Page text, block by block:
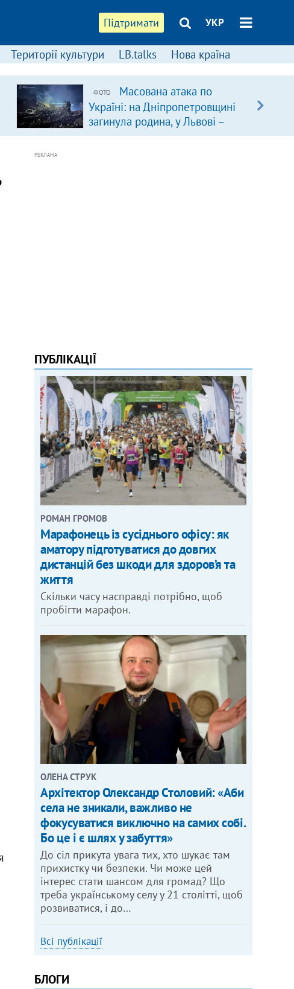
Підтримати УКР
Території культури LB.talks Нова країна
ФОТО
Масована атака по
Україні: на Дніпропетровщині
загинула родина, у Львові –
удар по багатоповерхівках
РЕКЛАМА
ПУБЛІКАЦІЇ
РОМАН ГРОМОВ
Марафонець із сусіднього офісу: як
аматору підготуватися до довгих
дистанцій без шкоди для здоров’я та
життя
Скільки часу насправді потрібно, щоб
пробігти марафон.
ОЛЕНА СТРУК
Архітектор Олександр Столовий: «Аби
села не зникали, важливо не
фокусуватися виключно на самих собі.
Бо це і є шлях у забуття»
До сіл прикута увага тих, хто шукає там
прихистку чи безпеки. Чи може цей
інтерес стати шансом для громад? Що
треба українському селу у 21 столітті, щоб
розвиватися, і до…
Всі публікації
БЛОГИ